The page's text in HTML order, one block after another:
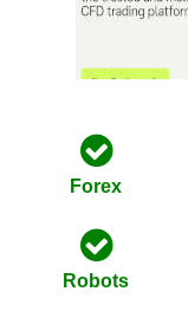
Forex
Robots